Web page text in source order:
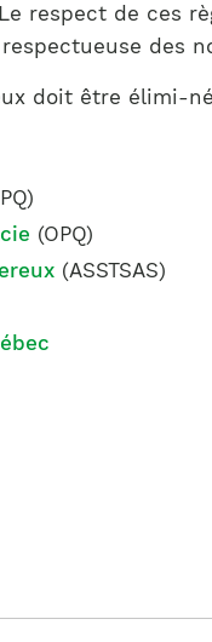
respect de ces
des
doit être élimi-
(OPQ)
(ASSTSAS)